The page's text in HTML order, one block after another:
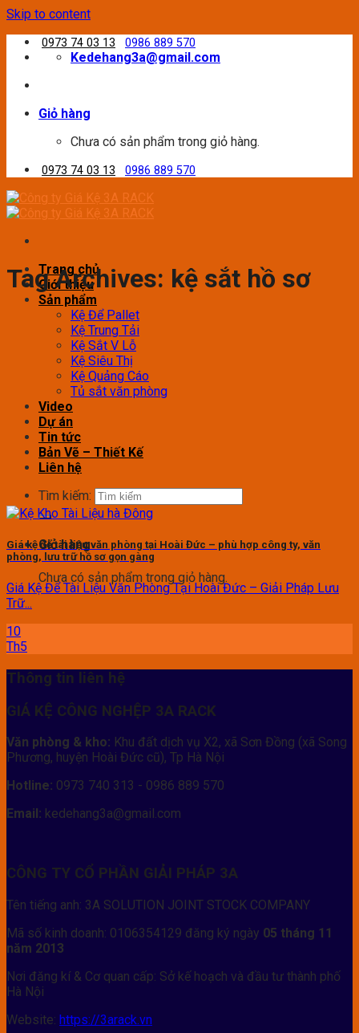
Skip to content
0973 74 03 13 0986 889 570
Kedehang3a@gmail.com
Giỏ hàng
Chưa có sản phẩm trong giỏ hàng.
0973 74 03 13 0986 889 570
Trang chủ
Giới thiệu
Sản phẩm
Kệ Để Pallet
Kệ Trung Tải
Kệ Sắt V Lỗ
Kệ Siêu Thị
Kệ Quảng Cáo
Tủ sắt văn phòng
Video
Dự án
Tin tức
Bản Vẽ – Thiết Kế
Liên hệ
Tìm kiếm:
Giỏ hàng
Chưa có sản phẩm trong giỏ hàng.
Tag Archives: kệ sắt hồ sơ
Giá kệ để tài liệu văn phòng tại Hoài Đức – phù hợp công ty, văn
phòng, lưu trữ hồ sơ gọn gàng
Giá Kệ Để Tài Liệu Văn Phòng Tại Hoài Đức – Giải Pháp Lưu
Trữ...
10
Th5
Thông tin liên hệ
GIÁ KỆ CÔNG NGHỆP 3A RACK
Văn phòng & kho: Khu đất dịch vụ X2, xã Sơn Đồng (xã Song
Phương, huyện Hoài Đức cũ), Tp Hà Nội
Hotline: 0973 740 313 - 0986 889 570
Email: kedehang3a@gmail.com
CÔNG TY CỔ PHẦN GIẢI PHÁP 3A
Tên tiếng anh: 3A SOLUTION JOINT STOCK COMPANY
Mã số kinh doanh: 0106354129 đăng ký ngày 05 tháng 11
năm 2013
Nơi đăng kí & Cơ quan cấp: Sở kế hoạch và đầu tư thành phố
Hà Nội
Website: https://3arack.vn